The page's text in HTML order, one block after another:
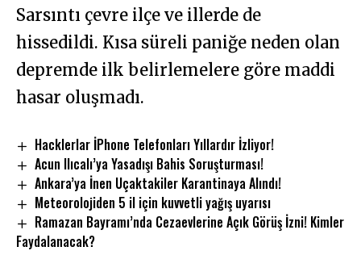
Sarsıntı çevre ilçe ve illerde de
hissedildi. Kısa süreli paniğe neden olan
depremde ilk belirlemelere göre maddi
hasar oluşmadı.
Hacklerlar İPhone Telefonları Yıllardır İzliyor!
Acun Ilıcalı’ya Yasadışı Bahis Soruşturması!
Ankara’ya İnen Uçaktakiler Karantinaya Alındı!
Meteorolojiden 5 il için kuvvetli yağış uyarısı
Ramazan Bayramı’nda Cezaevlerine Açık Görüş İzni! Kimler
Faydalanacak?